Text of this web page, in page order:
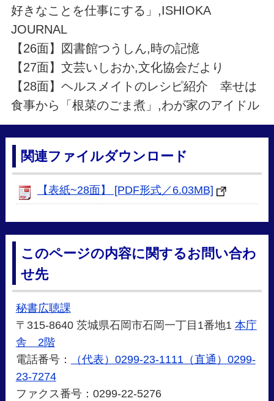
好きなことを仕事にする」,ISHIOKA
JOURNAL
【26面】図書館つうしん,時の記憶
【27面】文芸いしおか,文化協会だより
【28面】ヘルスメイトのレシピ紹介 幸せは
食事から「根菜のごま煮」,わが家のアイドル
関連ファイルダウンロード
【表紙~28面】 [PDF形式／6.03MB]
このページの内容に関するお問い合わ
せ先
秘書広聴課
〒315-8640 茨城県石岡市石岡一丁目1番地1 本庁
舎 2階
電話番号：
（代表）0299-23-1111（直通）0299-
23-7274
ファクス番号：0299-22-5276